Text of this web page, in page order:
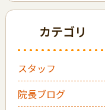
カテゴリ
スタッフ
院長ブログ